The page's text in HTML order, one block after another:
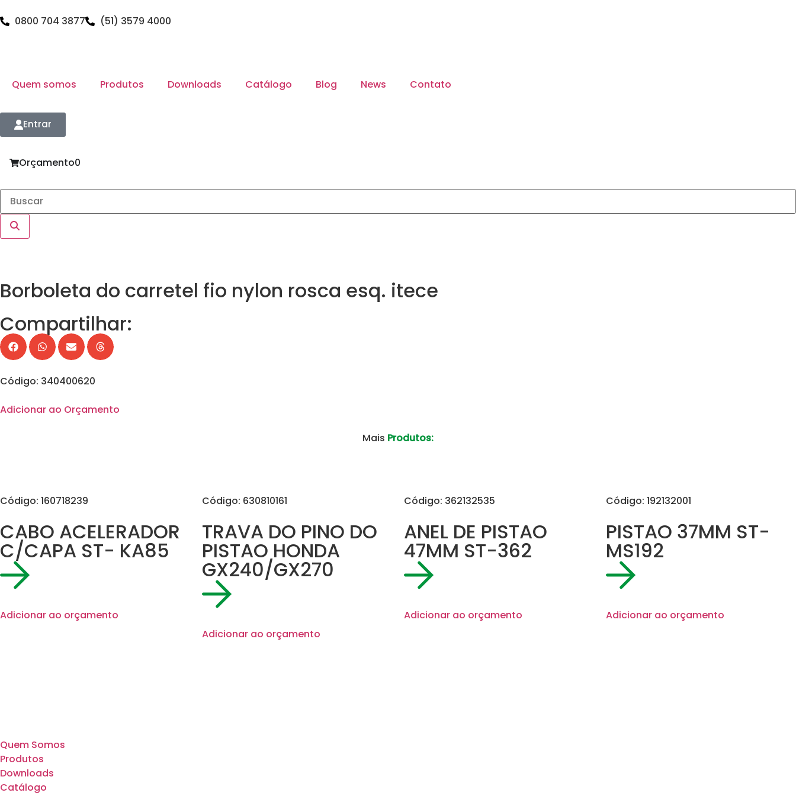
0800 704 3877 (51) 3579 4000
Quem somos Produtos Downloads Catálogo Blog News Contato
Entrar
Orçamento0
Borboleta do carretel fio nylon rosca esq. itece
Compartilhar:
Código: 340400620
Adicionar ao Orçamento
Mais Produtos:
Código: 160718239
CABO ACELERADOR
C/CAPA ST- KA85
Adicionar ao orçamento
Código: 630810161
TRAVA DO PINO DO
PISTAO HONDA
GX240/GX270
Adicionar ao orçamento
Código: 362132535
ANEL DE PISTAO
47MM ST-362
Adicionar ao orçamento
Código: 192132001
PISTAO 37MM ST-
MS192
Adicionar ao orçamento
Quem Somos
Produtos
Downloads
Catálogo